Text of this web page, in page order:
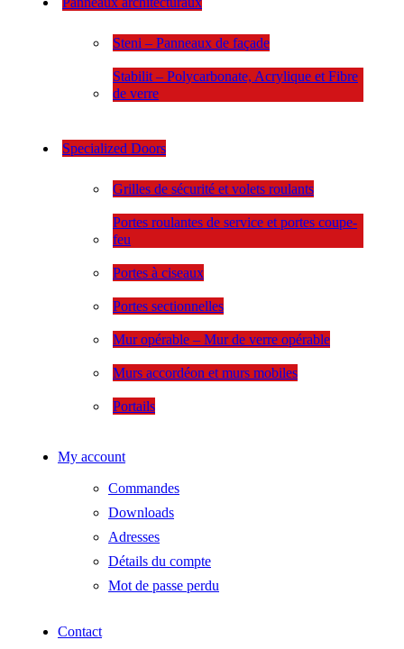
Steni – Panneaux de façade
Stabilit – Polycarbonate, Acrylique et Fibre
de verre
Specialized Doors
Grilles de sécurité et volets roulants
Portes roulantes de service et portes coupe-
feu
Portes à ciseaux
Portes sectionnelles
Mur opérable – Mur de verre opérable
Murs accordéon et murs mobiles
Portails
My account
Commandes
Downloads
Adresses
Détails du compte
Mot de passe perdu
Contact